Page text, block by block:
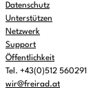
Datenschutz
Unterstützen
Netzwerk
Support
Öffentlichkeit
Tel. +43(0)512 560291
wir@freirad.at